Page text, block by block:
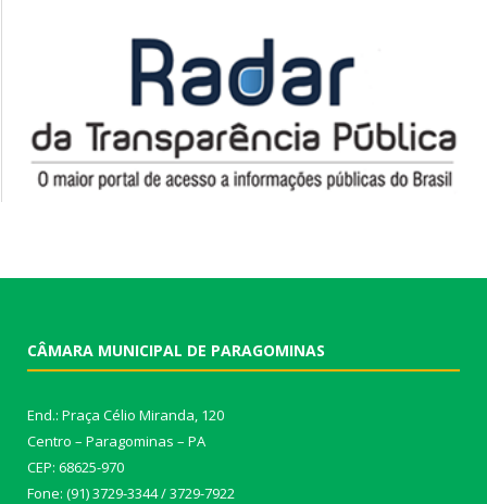
CÂMARA MUNICIPAL DE PARAGOMINAS
End.: Praça Célio Miranda, 120
Centro – Paragominas – PA
CEP: 68625-970
Fone: (91) 3729-3344 / 3729-7922